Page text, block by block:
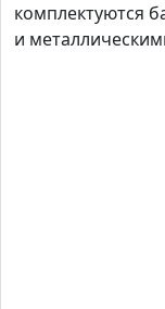
комплектуются
и